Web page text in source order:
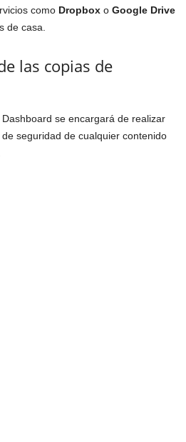
como Dropbox o Google Drive
de casa.
las copias de
Dashboard se encargará de realizar
seguridad de cualquier contenido